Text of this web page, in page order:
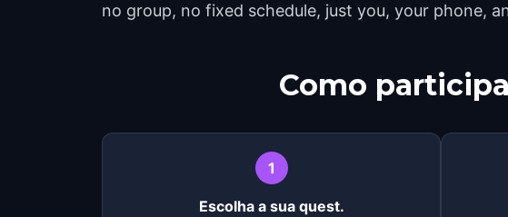
no group, no fixed schedule, just you, your phone,
Como
1
Escolha a sua quest.